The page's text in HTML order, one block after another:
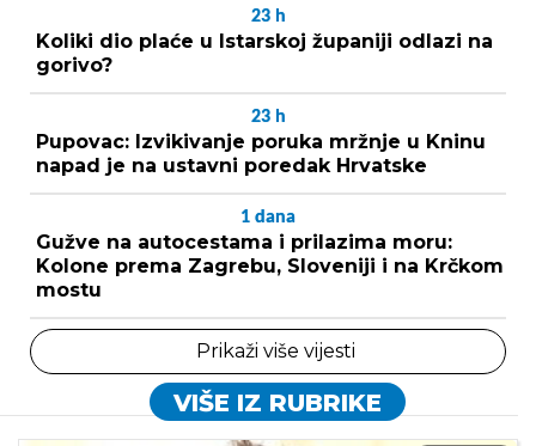
23 h
Koliki dio plaće u Istarskoj županiji odlazi na
gorivo?
23 h
Pupovac: Izvikivanje poruka mržnje u Kninu
napad je na ustavni poredak Hrvatske
1 dana
Gužve na autocestama i prilazima moru:
Kolone prema Zagrebu, Sloveniji i na Krčkom
mostu
Prikaži više vijesti
VIŠE IZ RUBRIKE